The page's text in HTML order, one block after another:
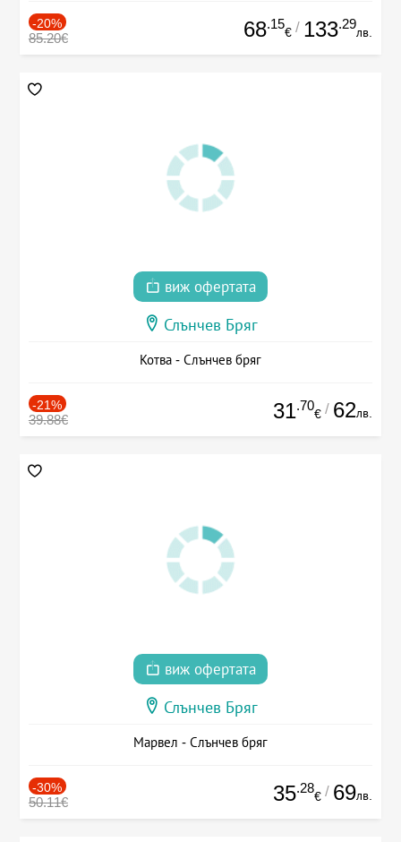
-20%
85.20€ 68.15
€ / 133.29
лв.
виж офертата
Слънчев Бряг
Котва - Слънчев бряг
-21%
39.88€ 31.70
€ / 62лв.
виж офертата
Слънчев Бряг
Марвел - Слънчев бряг
-30%
50.11€ 35.28
€ / 69лв.